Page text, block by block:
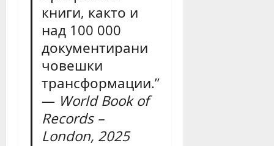
книги, както и
над 100 000
документирани
човешки
трансформации.”
— World Book of
Records –
London, 2025